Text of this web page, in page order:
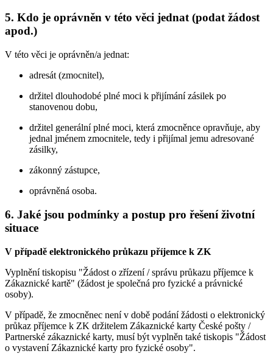
5. Kdo je oprávněn v této věci jednat (podat žádost
apod.)
V této věci je oprávněn/a jednat:
adresát (zmocnitel),
držitel dlouhodobé plné moci k přijímání zásilek po
stanovenou dobu,
držitel generální plné moci, která zmocněnce opravňuje, aby
jednal jménem zmocnitele, tedy i přijímal jemu adresované
zásilky,
zákonný zástupce,
oprávněná osoba.
6. Jaké jsou podmínky a postup pro řešení životní
situace
V případě elektronického průkazu příjemce k ZK
Vyplnění tiskopisu "Žádost o zřízení / správu průkazu příjemce k
Zákaznické kartě" (žádost je společná pro fyzické a právnické
osoby).
V případě, že zmocněnec není v době podání žádosti o elektronický
průkaz příjemce k ZK držitelem Zákaznické karty České pošty /
Partnerské zákaznické karty, musí být vyplněn také tiskopis "Žádost
o vystavení Zákaznické karty pro fyzické osoby".